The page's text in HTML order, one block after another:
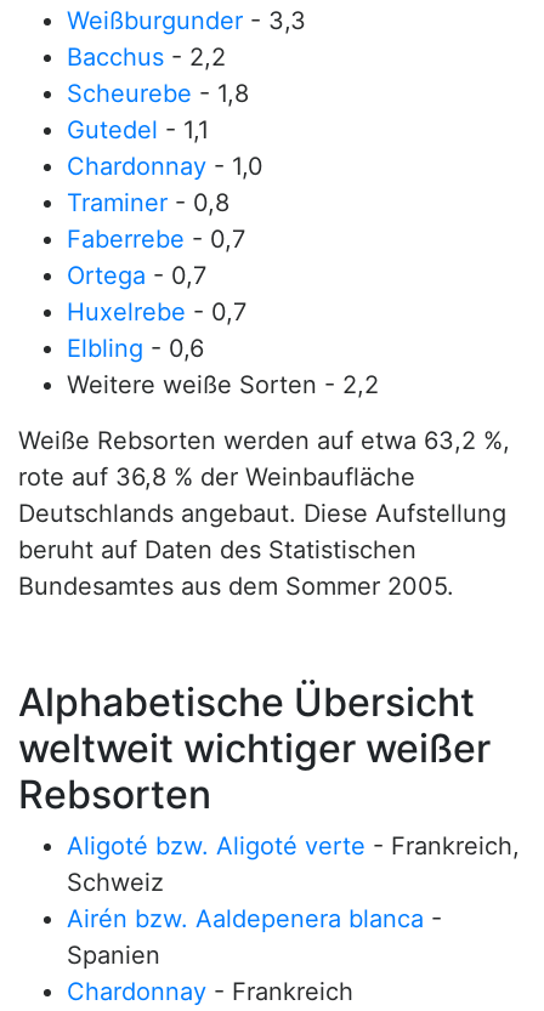
Weißburgunder - 3,3
Bacchus - 2,2
Scheurebe - 1,8
Gutedel - 1,1
Chardonnay - 1,0
Traminer - 0,8
Faberrebe - 0,7
Ortega - 0,7
Huxelrebe - 0,7
Elbling - 0,6
Weitere weiße Sorten - 2,2
Weiße Rebsorten werden auf etwa 63,2 %,
rote auf 36,8 % der Weinbaufläche
Deutschlands angebaut. Diese Aufstellung
beruht auf Daten des Statistischen
Bundesamtes aus dem Sommer 2005.
Alphabetische Übersicht
weltweit wichtiger weißer
Rebsorten
Aligoté bzw. Aligoté verte - Frankreich,
Schweiz
Airén bzw. Aaldepenera blanca -
Spanien
Chardonnay - Frankreich